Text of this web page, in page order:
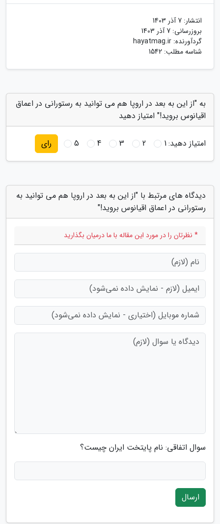
انتشار: 7 آذر 1403
بروزرسانی: 7 آذر 1403
گردآورنده: hayatmag.ir
شناسه مطلب: 1542
به "از این به بعد در اروپا هم می توانید به رستورانی در اعماق
اقیانوس بروید!" امتیاز دهید
امتیاز دهید:1
2
3
4
5 رای
دیدگاه های مرتبط با "از این به بعد در اروپا هم می توانید به
رستورانی در اعماق اقیانوس بروید!"
* نظرتان را در مورد این مقاله با ما درمیان بگذارید
سوال اتفاقی: نام پایتخت ایران چیست؟
ارسال